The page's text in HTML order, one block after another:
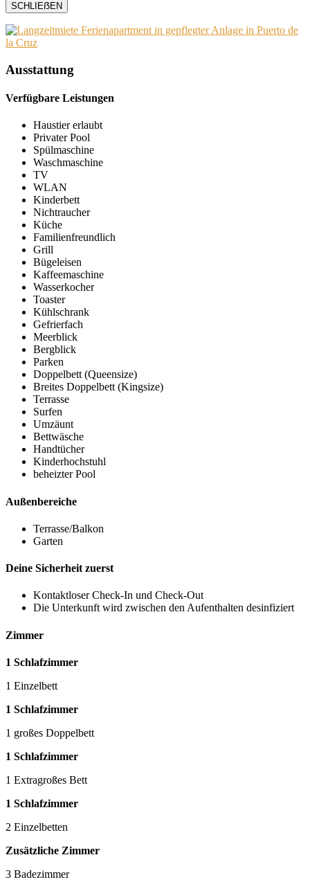
SCHLIEẞEN
Ausstattung
Verfügbare Leistungen
Haustier erlaubt
Privater Pool
Spülmaschine
Waschmaschine
TV
WLAN
Kinderbett
Nichtraucher
Küche
Familienfreundlich
Grill
Bügeleisen
Kaffeemaschine
Wasserkocher
Toaster
Kühlschrank
Gefrierfach
Meerblick
Bergblick
Parken
Doppelbett (Queensize)
Breites Doppelbett (Kingsize)
Terrasse
Surfen
Umzäunt
Bettwäsche
Handtücher
Kinderhochstuhl
beheizter Pool
Außenbereiche
Terrasse/Balkon
Garten
Deine Sicherheit zuerst
Kontaktloser Check-In und Check-Out
Die Unterkunft wird zwischen den Aufenthalten desinfiziert
Zimmer
1 Schlafzimmer
1 Einzelbett
1 Schlafzimmer
1 großes Doppelbett
1 Schlafzimmer
1 Extragroßes Bett
1 Schlafzimmer
2 Einzelbetten
Zusätzliche Zimmer
3 Badezimmer